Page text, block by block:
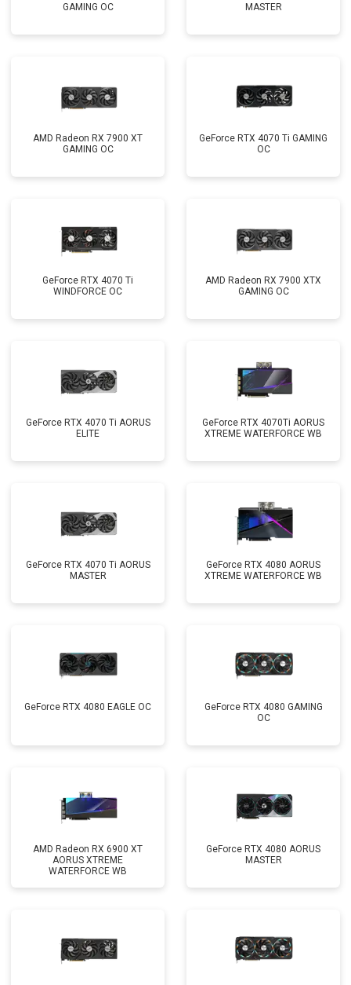
GAMING OC
MASTER
AMD Radeon RX 7900 XT
GAMING OC
GeForce RTX 4070 Ti GAMING
OC
GeForce RTX 4070 Ti
WINDFORCE OC
AMD Radeon RX 7900 XTX
GAMING OC
GeForce RTX 4070 Ti AORUS
ELITE
GeForce RTX 4070Ti AORUS
XTREME WATERFORCE WB
GeForce RTX 4070 Ti AORUS
MASTER
GeForce RTX 4080 AORUS
XTREME WATERFORCE WB
GeForce RTX 4080 EAGLE OC
GeForce RTX 4080 GAMING
OC
AMD Radeon RX 6900 XT
AORUS XTREME
WATERFORCE WB
GeForce RTX 4080 AORUS
MASTER